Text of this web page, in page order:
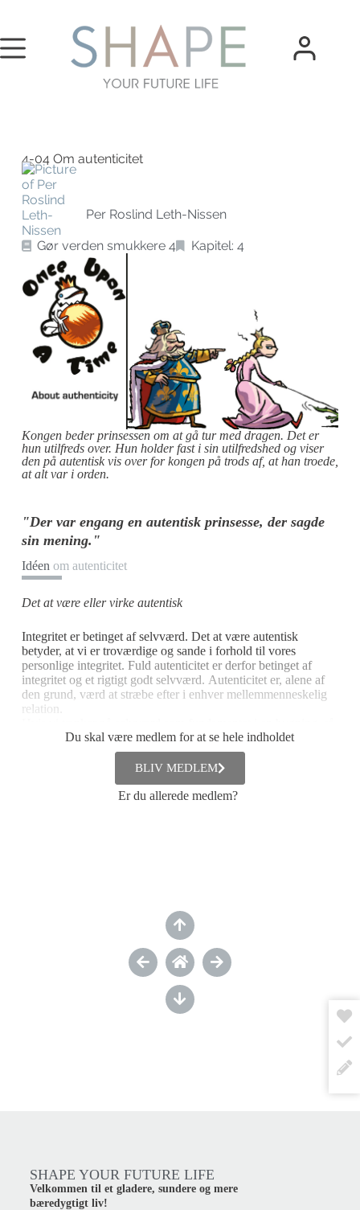
4-04 Om autenticitet
Per Roslind Leth-Nissen
Gør verden smukkere 4 Kapitel: 4
Kongen beder prinsessen om at gå tur med dragen. Det er
hun utilfreds over. Hun holder fast i sin utilfredshed og viser
den på autentisk vis over for kongen på trods af, at han troede,
at alt var i orden.
"Der var engang en autentisk prinsesse, der sagde
sin mening."
Idéen om autenticitet
Det at være eller virke autentisk
Integritet er betinget af selvværd. Det at være autentisk
betyder, at vi er troværdige og sande i forhold til vores
personlige integritet. Fuld autenticitet er derfor betinget af
integritet og et rigtigt godt selvværd. Autenticitet er, alene af
den grund, værd at stræbe efter i enhver mellemmenneskelig
relation.
hviler integriteten på fundamentet på samme måde som
murstenene gør. Autenticiteten og troværdigheden er at
sammenligne med bygningens facader og materialer – og
muligheden for tydeligt at kunne aflæse bygningens udseende,
konstruktion og funktion – ”What you see, is what you get”.
Du skal være medlem for at se hele indholdet
BLIV MEDLEM
Er du allerede medlem?
SHAPE YOUR FUTURE LIFE
Velkommen til et gladere, sundere og mere
bæredygtigt liv!